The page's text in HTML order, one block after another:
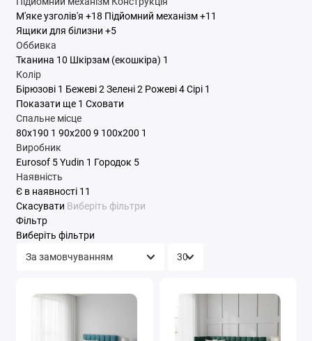
М'яке узголів'я +18 Підйомний механізм +11
Ящики для білизни +5
Оббивка
Тканина 10 Шкірзам (екошкіра) 1
Колір
Бірюзові 1 Бежеві 2 Зелені 2 Рожеві 4 Сірі 1
Показати ще 1 Сховати
Спальне місце
80x190 1 90x200 9 100x200 1
Виробник
Eurosof 5 Yudin 1 Городок 5
Наявність
Є в наявності 11
Скасувати Виберіть фільтри
Фільтр
Виберіть фільтри